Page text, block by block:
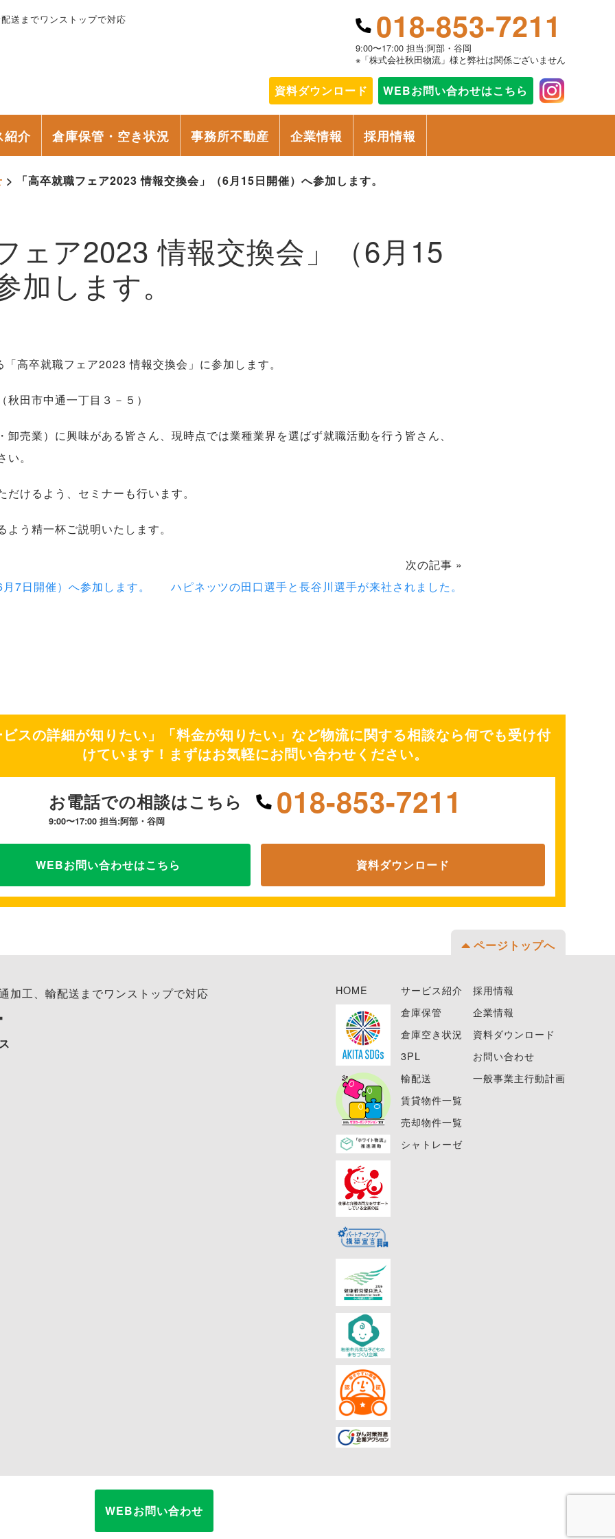
送までワンストップで対応 018-853-7211
9:00〜17:00 担当:阿部・谷岡
※「株式会社秋田物流」様と弊社は関係ございません
資料ダウンロード WEBお問い合わせはこちら
紹介 倉庫保管・空き状況 事務所不動産 企業情報 採用情報
> 「高卒就職フェア2023 情報交換会」（6月15日開催）へ参加します。
ェア2023 情報交換会」（6月15
加します。
高卒就職フェア2023 情報交換会」に参加します。
田市中通一丁目３－５）
売業）に興味がある皆さん、現時点では業種業界を選ばず就職活動を行う皆さん、
。
けるよう、セミナーも行います。
う精一杯ご説明いたします。
7日開催）へ参加します。
次の記事 »
ハピネッツの田口選手と長谷川選手が来社されました。
スの詳細が知りたい」「料金が知りたい」など物流に関する相談なら何でも受け付
けています！まずはお気軽にお問い合わせください。
お電話での相談はこちら
9:00〜17:00 担当:阿部・谷岡 018-853-7211
WEBお問い合わせはこちら 資料ダウンロード
ページトップへ
加工、輸配送までワンストップで対応 HOME
サービス紹介
倉庫保管
倉庫空き状況
3PL
輸配送
賃貸物件一覧
売却物件一覧
シャトレーゼ
採用情報
企業情報
資料ダウンロード
お問い合わせ
一般事業主行動計画
WEBお問い合わせ